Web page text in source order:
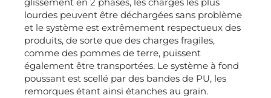
glissement en 2 phases, les charges les plus
lourdes peuvent être déchargées sans problème
et le système est extrêmement respectueux des
produits, de sorte que des charges fragiles,
comme des pommes de terre, puissent
également être transportées. Le système à fond
poussant est scellé par des bandes de PU, les
remorques étant ainsi étanches au grain.